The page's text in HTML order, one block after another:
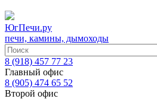
ЮгПечи.ру
печи, камины, дымоходы
8 (918) 457 77 23
Главный офис
8 (905) 474 65 52
Второй офис